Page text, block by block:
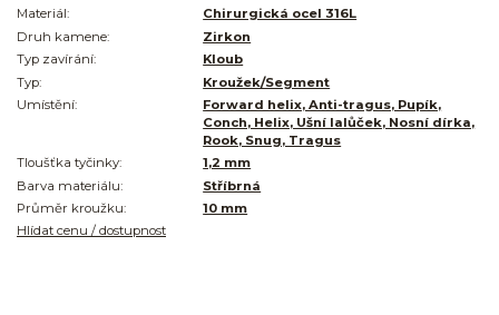
Materiál:
Chirurgická ocel 316L
Druh kamene:
Zirkon
Typ zavírání:
Kloub
Typ:
Kroužek/Segment
Umístění:
Forward helix, Anti-tragus, Pupík,
Conch, Helix, Ušní lalůček, Nosní dírka,
Rook, Snug, Tragus
Tloušťka tyčinky:
1,2 mm
Barva materiálu:
Stříbrná
Průměr kroužku:
10 mm
Hlídat cenu / dostupnost